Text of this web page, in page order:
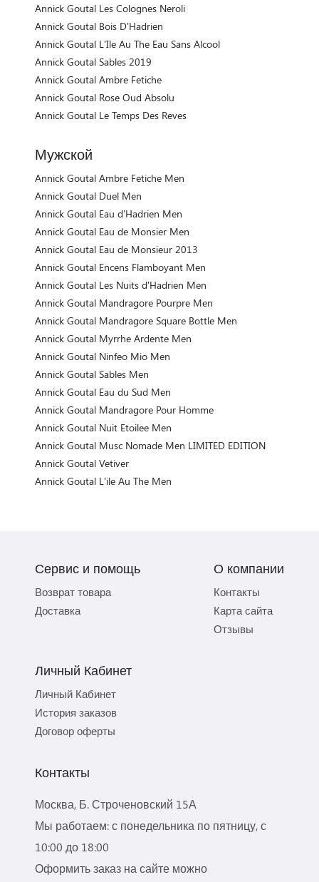
Annick Goutal Les Colognes Neroli
Annick Goutal Bois D'Hadrien
Annick Goutal L'Ile Au The Eau Sans Alcool
Annick Goutal Sables 2019
Annick Goutal Ambre Fetiche
Annick Goutal Rose Oud Absolu
Annick Goutal Le Temps Des Reves
Мужской
Annick Goutal Ambre Fetiche Men
Annick Goutal Duel Men
Annick Goutal Eau d'Hadrien Men
Annick Goutal Eau de Monsier Men
Annick Goutal Eau de Monsieur 2013
Annick Goutal Encens Flamboyant Men
Annick Goutal Les Nuits d'Hadrien Men
Annick Goutal Mandragore Pourpre Men
Annick Goutal Mandragore Square Bottle Men
Annick Goutal Myrrhe Ardente Men
Annick Goutal Ninfeo Mio Men
Annick Goutal Sables Men
Annick Goutal Eau du Sud Men
Annick Goutal Mandragore Pour Homme
Annick Goutal Nuit Etoilee Men
Annick Goutal Musc Nomade Men LIMITED EDITION
Annick Goutal Vetiver
Annick Goutal L'ile Au The Men
Сервис и помощь
Возврат товара
Доставка
О компании
Контакты
Карта сайта
Отзывы
Личный Кабинет
Личный Кабинет
История заказов
Договор оферты
Контакты
Москва, Б. Строченовский 15А
Мы работаем: с понедельника по пятницу, с
10:00 до 18:00
Оформить заказ на сайте можно